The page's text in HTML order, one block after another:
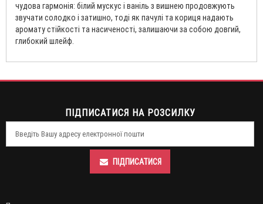
чудова гармонія: білий мускус і ваніль з вишнею продовжують
звучати солодко і затишно, тоді як пачулі та кориця надають
аромату стійкості та насиченості, залишаючи за собою довгий,
глибокий шлейф.
ПІДПИСАТИСЯ НА РОЗСИЛКУ
ПІДПИСАТИСЯ